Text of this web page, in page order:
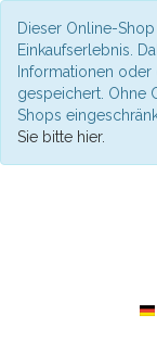
Dieser Online-
Einkaufserlebnis.
Informationen
gespeichert. Ohne
Shops
Sie bitte hier.